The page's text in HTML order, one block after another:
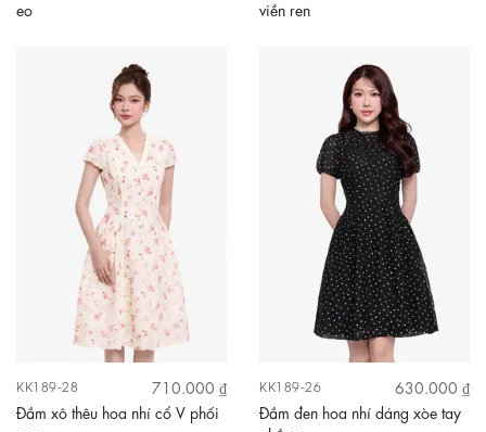
eo
viền ren
KK189-28
710.000 ₫
Đầm xô thêu hoa nhí cổ V phối
KK189-26
630.000 ₫
Đầm đen hoa nhí dáng xòe tay